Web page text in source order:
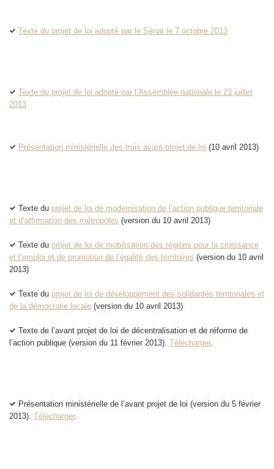
Texte du projet de loi adopté par le Sénat le 7 octobre 2013
Texte du projet de loi adopté par l’Assemblée nationale le 23 juillet
2013
Présentation ministérielle des trois avant-projet de loi (10 avril 2013)
Texte du projet de loi de modernisation de l’action publique territoriale
et d’affirmation des métropoles (version du 10 avril 2013)
Texte du projet de loi de mobilisation des régions pour la croissance
et l’emploi et de promotion de l’égalité des territoires (version du 10 avril
2013)
Texte du projet de loi de développement des solidarités territoriales et
de la démocratie locale (version du 10 avril 2013)
Texte de l’avant projet de loi de décentralisation et de réforme de
l’action publique (version du 11 février 2013). Télécharger.
Présentation ministérielle de l’avant projet de loi (version du 5 février
2013). Télécharger.